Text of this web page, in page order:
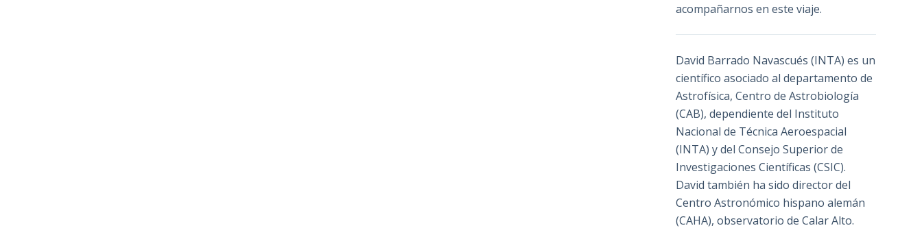
acompañarnos en este viaje.
David Barrado Navascués (INTA) es un
científico asociado al departamento de
Astrofísica, Centro de Astrobiología
(CAB), dependiente del Instituto
Nacional de Técnica Aeroespacial
(INTA) y del Consejo Superior de
Investigaciones Científicas (CSIC).
David también ha sido director del
Centro Astronómico hispano alemán
(CAHA), observatorio de Calar Alto.